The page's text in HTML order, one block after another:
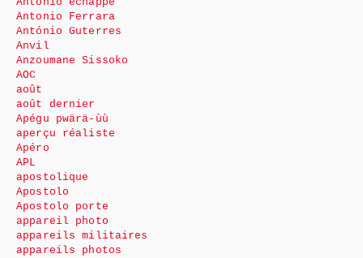
Antonio Ferrara
António Guterres
Anvil
Anzoumane Sissoko
AOC
août
août dernier
Apégu pwärä-ùù
aperçu réaliste
Apéro
APL
apostolique
Apostolo
Apostolo porte
appareil photo
appareils militaires
appareils photos